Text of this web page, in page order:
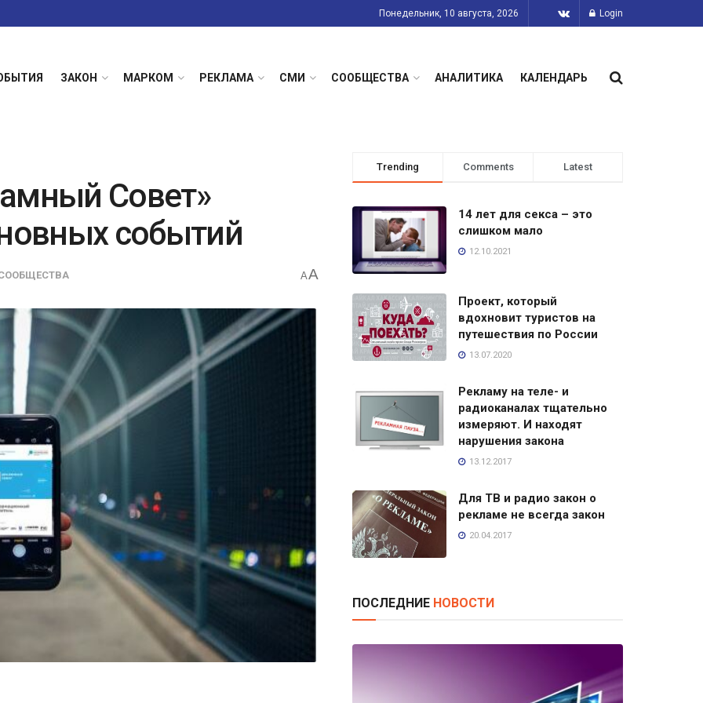
Понедельник, 10 августа, 2026 Login
ЗАКОН МАРКОМ РЕКЛАМА СМИ СООБЩЕСТВА АНАЛИТИКА КАЛЕНДАРЬ
Совет»
событий
AA
Trending Comments Latest
14 лет для секса – это
слишком мало
12.10.2021
Проект, который
вдохновит туристов на
путешествия по России
13.07.2020
Рекламу на теле- и
радиоканалах тщательно
измеряют. И находят
нарушения закона
13.12.2017
Для ТВ и радио закон о
рекламе не всегда закон
20.04.2017
ПОСЛЕДНИЕ НОВОСТИ